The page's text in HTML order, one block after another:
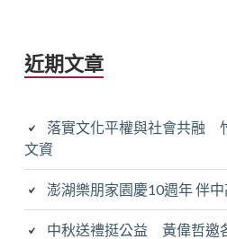
近期文章
落實文化平權與社會共融
文資
澎湖樂朋家園慶10週年 伴
中秋送禮挺公益 黃偉哲邀